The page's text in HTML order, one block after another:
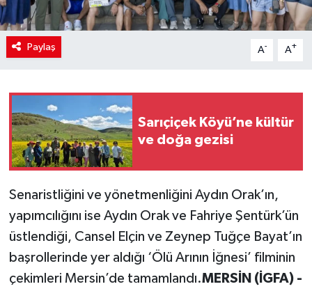
Paylaş A- A+
Sarıçiçek Köyü’ne kültür
ve doğa gezisi
Senaristliğini ve yönetmenliğini Aydın Orak’ın,
yapımcılığını ise Aydın Orak ve Fahriye Şentürk’ün
üstlendiği, Cansel Elçin ve Zeynep Tuğçe Bayat’ın
başrollerinde yer aldığı ‘Ölü Arının İğnesi’ filminin
çekimleri Mersin’de tamamlandı.MERSİN (İGFA) -